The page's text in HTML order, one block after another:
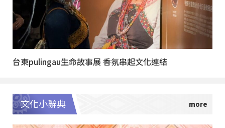
台東pulingau生命故事展 香氛串起文化連結
文化小辭典